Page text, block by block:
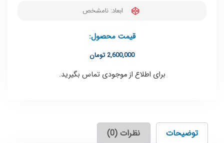
ابعاد: نامشخص
قیمت محصول:
2,600,000تومان
برای اطلاع از موجودی تماس بگیرید.
توضیحات نظرات (0)